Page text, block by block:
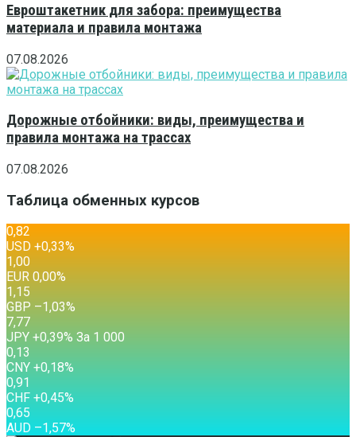
Евроштакетник для забора: преимущества
материала и правила монтажа
07.08.2026
Дорожные отбойники: виды, преимущества и
правила монтажа на трассах
07.08.2026
Таблица обменных курсов
0,82
USD +0,33%
1,00
EUR 0,00%
1,15
GBP –1,03%
7,77
JPY +0,39% За 1 000
0,13
CNY +0,18%
0,91
CHF +0,45%
0,65
AUD –1,57%